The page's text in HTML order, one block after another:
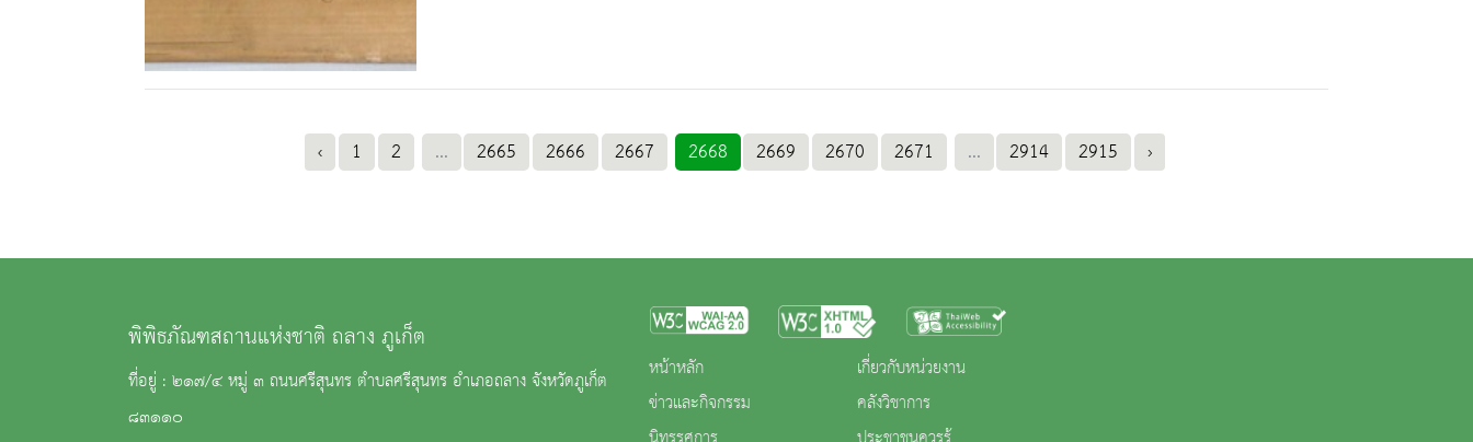
‹ 1 2 ... 2665 2666 2667 2668 2669 2670 2671 ... 2914 2915 ›
พิพิธภัณฑสถานแห่งชาติ ถลาง ภูเก็ต
ที่อยู่ : ๒๑๗/๔ หมู่ ๓ ถนนศรีสุนทร ตำบลศรีสุนทร อำเภอถลาง จังหวัดภูเก็ต
๘๓๑๑๐
หน้าหลัก
ข่าวและกิจกรรม
เกี่ยวกับหน่วยงาน
คลังวิชาการ